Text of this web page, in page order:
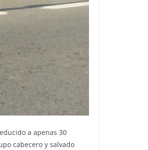
a apenas 30
cabecero y salvado